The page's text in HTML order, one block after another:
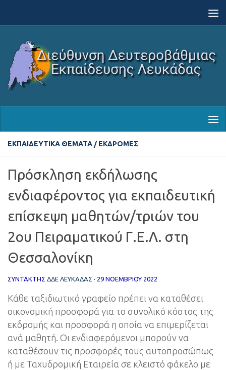
ΕΚΠΑΙΔΕΥΤΙΚΆ ΘΈΜΑΤΑ / ΕΚΔΡΟΜΈΣ
Πρόσκληση εκδήλωσης
ενδιαφέροντος για εκπαιδευτική
επίσκεψη μαθητών/τριών του
2ου Πειραματικού Γ.Ε.Λ. στη
Θεσσαλονίκη
ΣΥΝΤΆΚΤΗΣ ΔΔΕ ΛΕΥΚΑΔΑΣ · 29 ΝΟΕΜΒΡΊΟΥ 2022
Κάθε ταξιδιωτικό γραφείο πρέπει να καταθέσει
οικονομική προσφορά για το συνολικό κόστος της
εκδρομής και προσφορά η οποία να επιμερίζεται
ανά μαθητή. Οι ενδιαφερόμενοι μπορούν να
καταθέσουν τις προσφορές τους αυτοπροσώπως
ή με Ταχυδρομική Εταιρεία σε κλειστό φάκελο με